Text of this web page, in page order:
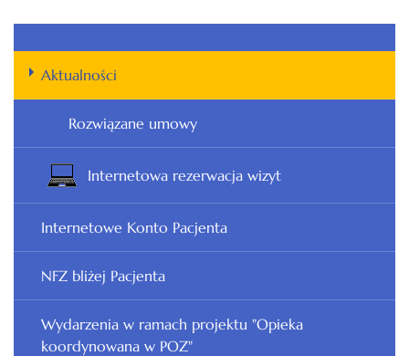
Aktualności
Rozwiązane umowy
Internetowa rezerwacja wizyt
Internetowe Konto Pacjenta
NFZ bliżej Pacjenta
Wydarzenia w ramach projektu "Opieka
koordynowana w POZ"